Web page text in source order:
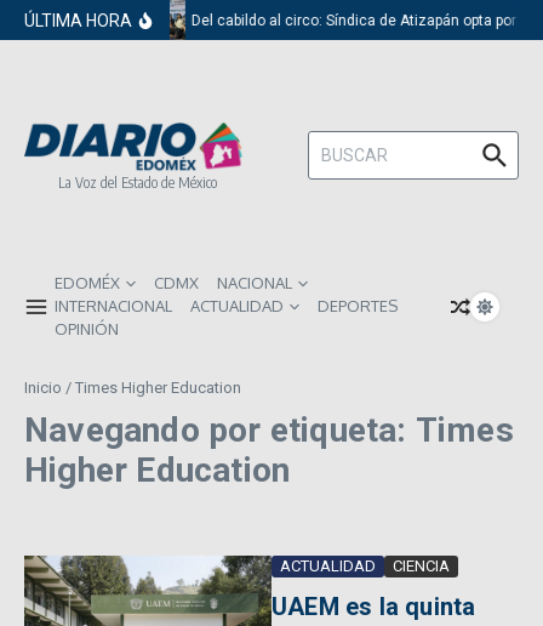
Saltar al contenido
ÚLTIMA HORA Del cabildo al circo: Síndica de Atizapán opta por
La Voz del Estado de México
Buscar:
EDOMÉX CDMX
NACIONAL
INTERNACIONAL
ACTUALIDAD
DEPORTES
OPINIÓN
Inicio / Times Higher Education
Navegando por etiqueta: Times
Higher Education
ACTUALIDAD CIENCIA
UAEM es la quinta